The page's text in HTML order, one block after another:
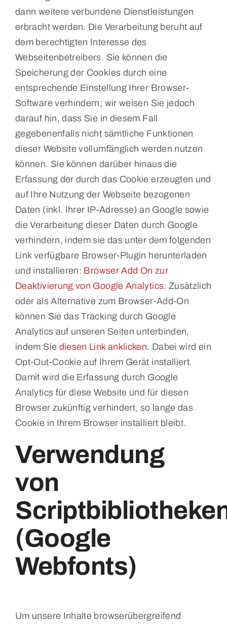
dann weitere verbundene Dienstleistungen
erbracht werden. Die Verarbeitung beruht auf
dem berechtigten Interesse des
Webseitenbetreibers. Sie können die
Speicherung der Cookies durch eine
entsprechende Einstellung Ihrer Browser-
Software verhindern; wir weisen Sie jedoch
darauf hin, dass Sie in diesem Fall
gegebenenfalls nicht sämtliche Funktionen
dieser Website vollumfänglich werden nutzen
können. Sie können darüber hinaus die
Erfassung der durch das Cookie erzeugten und
auf Ihre Nutzung der Webseite bezogenen
Daten (inkl. Ihrer IP-Adresse) an Google sowie
die Verarbeitung dieser Daten durch Google
verhindern, indem sie das unter dem folgenden
Link verfügbare Browser-Plugin herunterladen
und installieren: Browser Add On zur
Deaktivierung von Google Analytics. Zusätzlich
oder als Alternative zum Browser-Add-On
können Sie das Tracking durch Google
Analytics auf unseren Seiten unterbinden,
indem Sie diesen Link anklicken. Dabei wird ein
Opt-Out-Cookie auf Ihrem Gerät installiert.
Damit wird die Erfassung durch Google
Analytics für diese Website und für diesen
Browser zukünftig verhindert, so lange das
Cookie in Ihrem Browser installiert bleibt.
Verwendung
von
(Google
Webfonts)
Um unsere Inhalte browserübergreifend